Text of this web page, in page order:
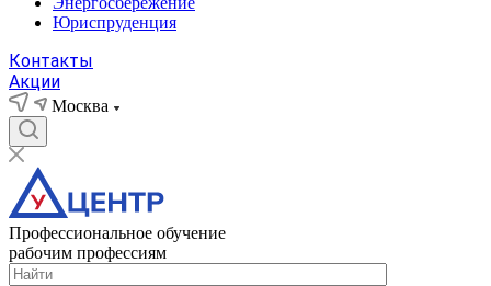
Юриспруденция
Контакты
Акции
Москва
Профессиональное обучение
рабочим профессиям